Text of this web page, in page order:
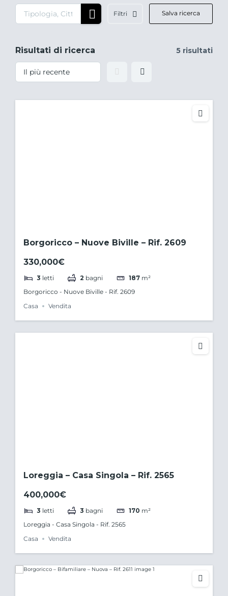
Filtri Salva ricerca
Risultati di ricerca 5 risultati
Borgoricco – Nuove Biville – Rif. 2609
330,000€
3 letti 2 bagni 187 m²
Borgoricco - Nuove Biville - Rif. 2609
Casa
Vendita
Loreggia – Casa Singola – Rif. 2565
400,000€
3 letti 3 bagni 170 m²
Loreggia - Casa Singola - Rif. 2565
Casa
Vendita